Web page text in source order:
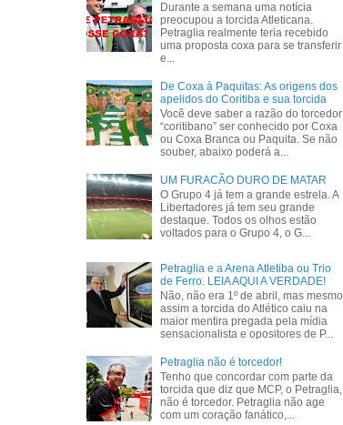
Durante a semana uma notícia
preocupou a torcida Atleticana.
Petraglia realmente teria recebido
uma proposta coxa para se transferir
e...
De Coxa à Paquitas: As origens dos
apelidos do Coritiba e sua torcida
Você deve saber a razão do torcedor
“coritibano” ser conhecido por Coxa
ou Coxa Branca ou Paquita. Se não
souber, abaixo poderá a...
UM FURACÃO DURO DE MATAR
O Grupo 4 já tem a grande estrela. A
Libertadores já tem seu grande
destaque. Todos os olhos estão
voltados para o Grupo 4, o G...
Petraglia e a Arena Atletiba ou Trio
de Ferro. LEIA AQUI A VERDADE!
Não, não era 1º de abril, mas mesmo
assim a torcida do Atlético caiu na
maior mentira pregada pela mídia
sensacionalista e opositores de P...
Petraglia não é torcedor!
Tenho que concordar com parte da
torcida que diz que MCP, o Petraglia,
não é torcedor. Petraglia não age
com um coração fanático,...